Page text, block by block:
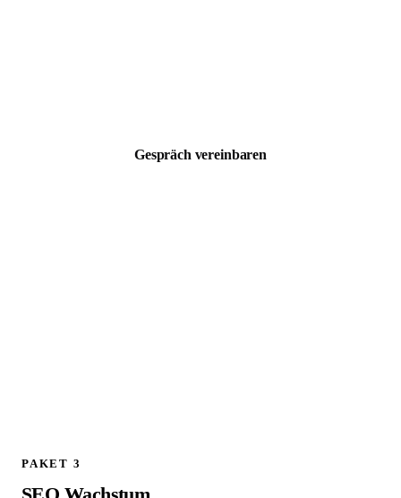
Gespräch vereinbaren
PAKET 3